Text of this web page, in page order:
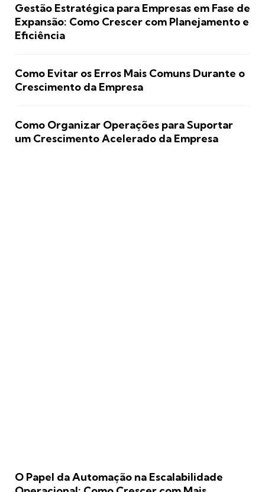
Gestão Estratégica para Empresas em Fase de
Expansão: Como Crescer com Planejamento e
Eficiência
Como Evitar os Erros Mais Comuns Durante o
Crescimento da Empresa
Como Organizar Operações para Suportar
um Crescimento Acelerado da Empresa
O Papel da Automação na Escalabilidade